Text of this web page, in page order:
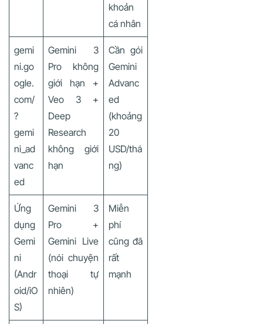
khoản
cá nhân
gemi
ni.go
ogle.
com/
?
gemi
ni_ad
vanc
ed
Gemini 3
Pro không
giới hạn +
Veo 3 +
Deep
Research
không giới
hạn
Cần gói
Gemini
Advanc
ed
(khoảng
20
USD/thá
ng)
Ứng
dụng
Gemi
ni
(Andr
oid/iO
S)
Gemini 3
Pro +
Gemini Live
(nói chuyện
thoại tự
nhiên)
Miễn
phí
cũng đã
rất
mạnh